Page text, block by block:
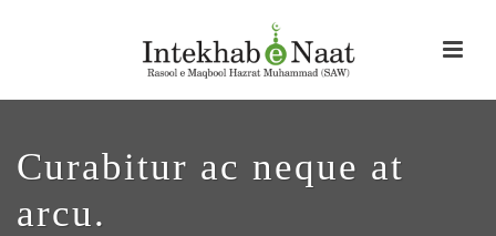
Curabitur ac neque at
arcu.